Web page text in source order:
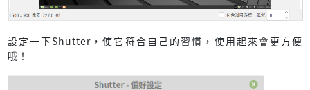
設定一下Shutter，使它符合自己的習慣，使用起來會更方便
哦！